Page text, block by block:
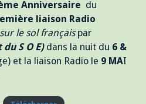
Anniversaire du
liaison Radio
sur le sol françaispar
S O E) dans la nuit du 6 &
et la liaison Radio le 9 MAI